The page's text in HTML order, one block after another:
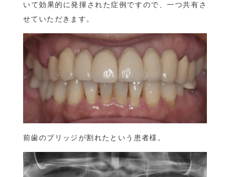
いて効果的に発揮された症例ですので、一つ共有さ
せていただきます。
前歯のブリッジが割れたという患者様。